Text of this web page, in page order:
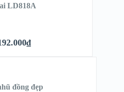
LD818A
₫
đồng đẹp